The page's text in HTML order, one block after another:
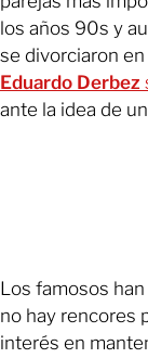
los años 90s y
se divorciaron
Eduardo Derbez
ante la idea de
Los famosos
no hay rencores
interés en